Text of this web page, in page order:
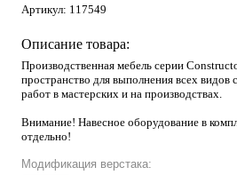
Артикул: 117549
Описание товара:
Производственная мебель серии
пространство для выполнения всех видов
работ в мастерских и на производствах.
Внимание! Навесное оборудование в
отдельно!
Модификация верстака: